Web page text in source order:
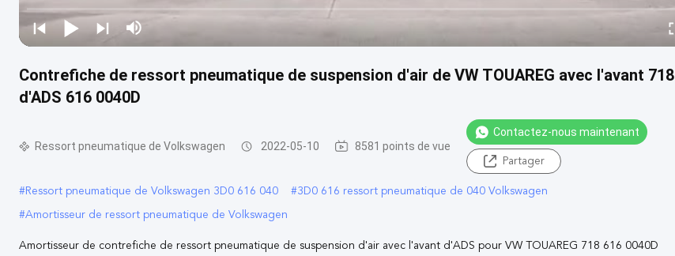
Contrefiche de ressort pneumatique de suspension d'air de VW TOUAREG avec l'avant 718
d'ADS 616 0040D
Ressort pneumatique de Volkswagen 2022-05-10 8581 points de vue
Contactez-nous maintenant
Partager
#Ressort pneumatique de Volkswagen 3D0 616 040 #3D0 616 ressort pneumatique de 040 Volkswagen
#Amortisseur de ressort pneumatique de Volkswagen
Amortisseur de contrefiche de ressort pneumatique de suspension d'air avec l'avant d'ADS pour VW TOUAREG 718 616 0040D